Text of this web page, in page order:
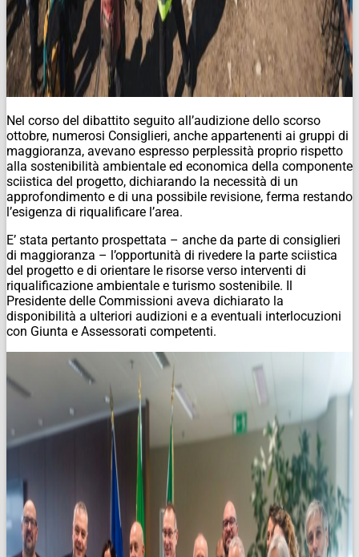
Nel corso del dibattito seguito all’audizione dello scorso
ottobre, numerosi Consiglieri, anche appartenenti ai gruppi di
maggioranza, avevano espresso perplessità proprio rispetto
alla sostenibilità ambientale ed economica della componente
sciistica del progetto, dichiarando la necessità di un
approfondimento e di una possibile revisione, ferma restando
l’esigenza di riqualificare l’area.
E’ stata pertanto prospettata – anche da parte di consiglieri
di maggioranza – l’opportunità di rivedere la parte sciistica
del progetto e di orientare le risorse verso interventi di
riqualificazione ambientale e turismo sostenibile. Il
Presidente delle Commissioni aveva dichiarato la
disponibilità a ulteriori audizioni e a eventuali interlocuzioni
con Giunta e Assessorati competenti.